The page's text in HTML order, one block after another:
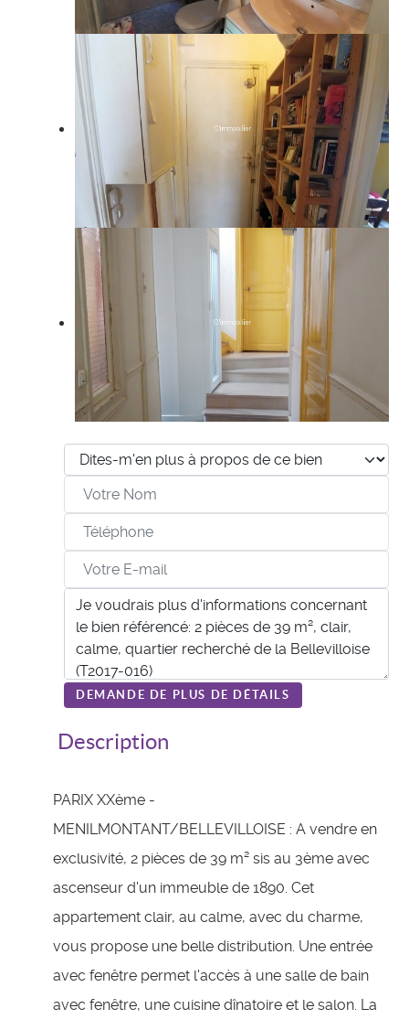
DEMANDE DE PLUS DE DÉTAILS
Description
PARIX XXème -
MENILMONTANT/BELLEVILLOISE : A vendre en
exclusivité, 2 pièces de 39 m² sis au 3ème avec
ascenseur d'un immeuble de 1890. Cet
appartement clair, au calme, avec du charme,
vous propose une belle distribution. Une entrée
avec fenêtre permet l'accès à une salle de bain
avec fenêtre, une cuisine dînatoire et le salon. La